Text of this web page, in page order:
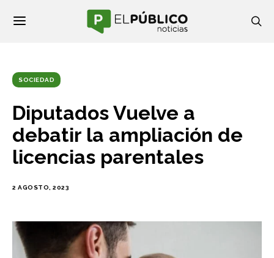
SOCIEDAD
Diputados Vuelve a
debatir la ampliación de
licencias parentales
2 AGOSTO, 2023